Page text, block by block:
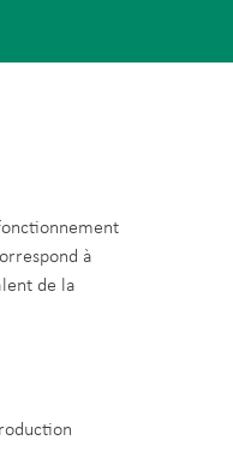
à
de la